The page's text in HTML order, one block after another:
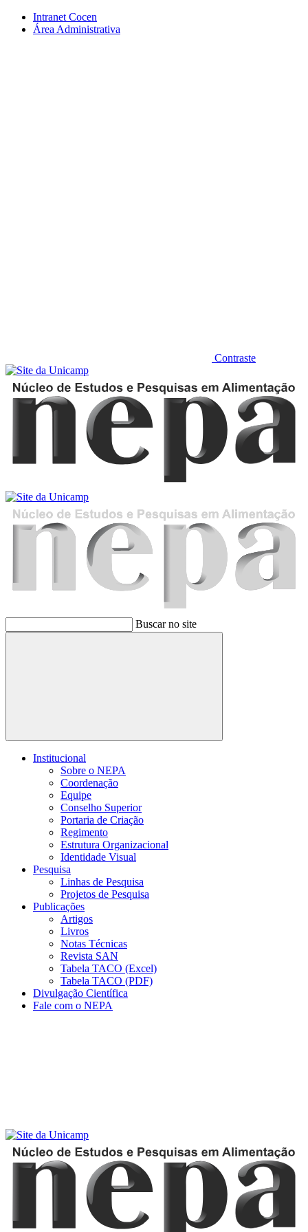
Conteúdo principal Menu principal
Intranet Cocen
Área Administrativa
Contraste
Buscar no site
Buscar
Institucional
Sobre o NEPA
Coordenação
Equipe
Conselho Superior
Portaria de Criação
Regimento
Estrutura Organizacional
Identidade Visual
Pesquisa
Linhas de Pesquisa
Projetos de Pesquisa
Publicações
Artigos
Livros
Notas Técnicas
Revista SAN
Tabela TACO (Excel)
Tabela TACO (PDF)
Divulgação Científica
Fale com o NEPA